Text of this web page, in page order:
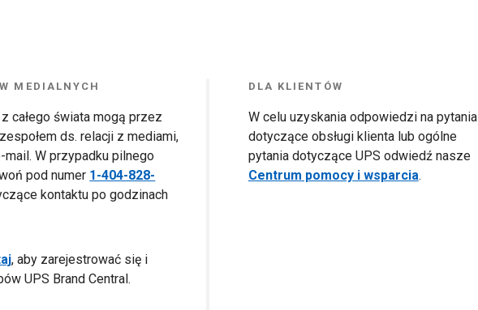
MEDIALNYCH
całego świata mogą przez
ds. relacji z mediami,
W przypadku pilnego
pod numer 1-404-828-
kontaktu po godzinach
, aby zarejestrować się i
UPS Brand Central.
DLA KLIENTÓW
W celu uzyskania odpowiedzi na pytania
dotyczące obsługi klienta lub ogólne
pytania dotyczące UPS odwiedź nasze
Centrum pomocy i wsparcia.